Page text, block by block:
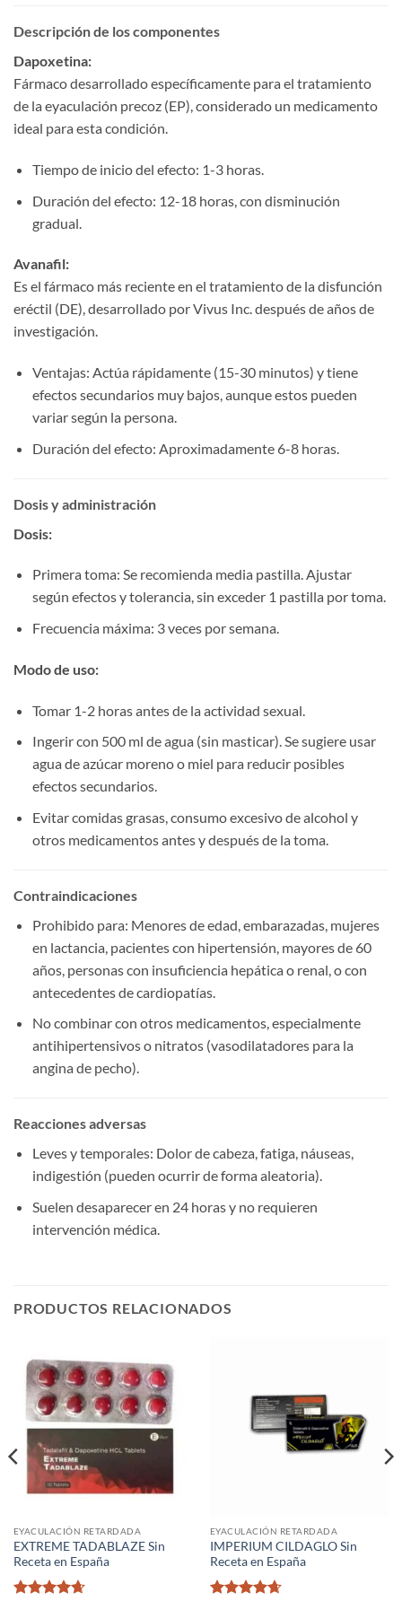
Descripción de los componentes
Dapoxetina:​
Fármaco desarrollado específicamente para el tratamiento
de la eyaculación precoz (EP), considerado un medicamento
ideal para esta condición.
Tiempo de inicio del efecto: 1-3 horas.
Duración del efecto: 12-18 horas, con disminución
gradual.
Avanafil:​
Es el fármaco más reciente en el tratamiento de la disfunción
eréctil (DE), desarrollado por Vivus Inc. después de años de
investigación.
Ventajas: Actúa rápidamente (15-30 minutos) y tiene
efectos secundarios muy bajos, aunque estos pueden
variar según la persona.
Duración del efecto: Aproximadamente 6-8 horas.
Dosis y administración
Dosis:​
Primera toma: Se recomienda media pastilla. Ajustar
según efectos y tolerancia, sin exceder 1 pastilla por toma.
Frecuencia máxima: 3 veces por semana.
Modo de uso:​
Tomar 1-2 horas antes de la actividad sexual.
Ingerir con 500 ml de agua (sin masticar). Se sugiere usar
agua de azúcar moreno o miel para reducir posibles
efectos secundarios.
Evitar comidas grasas, consumo excesivo de alcohol y
otros medicamentos antes y después de la toma.
Contraindicaciones
Prohibido para: Menores de edad, embarazadas, mujeres
en lactancia, pacientes con hipertensión, mayores de 60
años, personas con insuficiencia hepática o renal, o con
antecedentes de cardiopatías.
No combinar con otros medicamentos, especialmente
antihipertensivos o nitratos (vasodilatadores para la
angina de pecho).
Reacciones adversas
Leves y temporales: Dolor de cabeza, fatiga, náuseas,
indigestión (pueden ocurrir de forma aleatoria).
Suelen desaparecer en 24 horas y no requieren
intervención médica.
PRODUCTOS RELACIONADOS
EYACULACIÓN RETARDADA
EXTREME TADABLAZE Sin
Receta en España
EYACULACIÓN RETARDADA
IMPERIUM CILDAGLO Sin
Receta en España